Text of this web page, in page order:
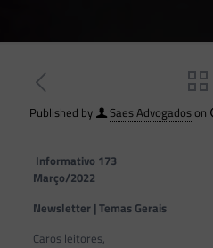
Published by Saes Advogadoson
Informativo 173
Março/2022
Newsletter | Temas Gerais
Caros leitores,